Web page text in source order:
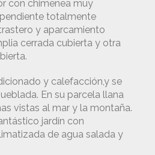
con chimenea muy
totalmente
y aparcamiento
cerrada cubierta y otra
y calefacción,y se
En su parcela llana
vistas al mar y la montaña.
jardín con
de agua salada y